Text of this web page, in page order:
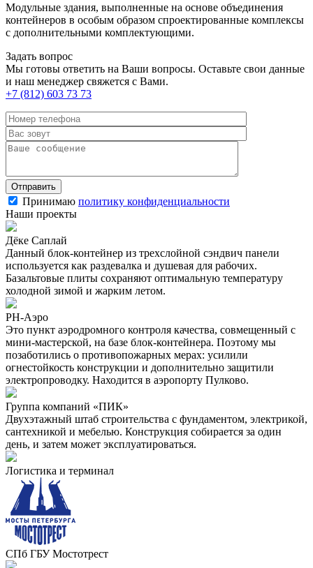
Модульные здания, выполненные на основе объединения
контейнеров в особым образом спроектированные комплексы
с дополнительными комплектующими.
Задать вопрос
Мы готовы ответить на Ваши вопросы. Оставьте свои данные
и наш менеджер свяжется с Вами.
+7 (812) 603 73 73
Принимаю политику конфиденциальности
Наши проекты
Дёке Саплай
Данный блок-контейнер из трехслойной сэндвич панели
используется как раздевалка и душевая для рабочих.
Базальтовые плиты сохраняют оптимальную температуру
холодной зимой и жарким летом.
РН-Аэро
Это пункт аэродромного контроля качества, совмещенный с
мини-мастерской, на базе блок-контейнера. Поэтому мы
позаботились о противопожарных мерах: усилили
огнестойкость конструкции и дополнительно защитили
электропроводку. Находится в аэропорту Пулково.
Группа компаний «ПИК»
Двухэтажный штаб строительства с фундаментом, электрикой,
сантехникой и мебелью. Конструкция собирается за один
день, и затем может эксплуатироваться.
Логистика и терминал
СПб ГБУ Мостотрест